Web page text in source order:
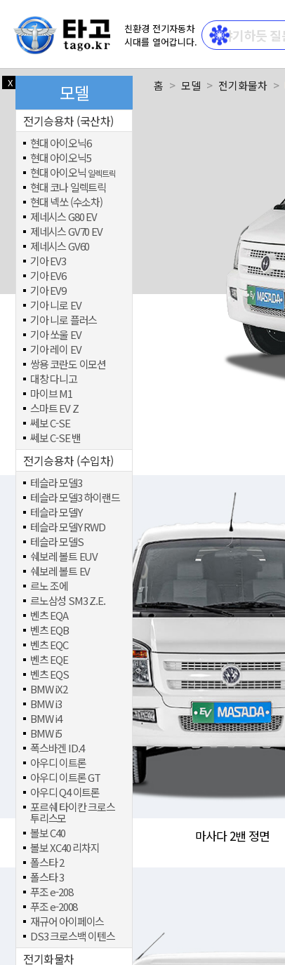
친환경 전기자동차
시대를 열어갑니다.
홈 모델 전기화물차
X 모델
전기승용차 (국산차)
현대 아이오닉6
현대 아이오닉5
현대 아이오닉 일렉트릭
현대 코나 일렉트릭
현대 넥쏘 (수소차)
제네시스 G80 EV
제네시스 GV70 EV
제네시스 GV60
기아 EV3
기아 EV6
기아 EV9
기아 니로 EV
기아 니로 플러스
기아 쏘울 EV
기아 레이 EV
쌍용 코란도 이모션
대창 다니고
마이브 M1
스마트 EV Z
쎄보 C-SE
쎄보 C-SE 밴
전기승용차 (수입차)
테슬라 모델3
테슬라 모델3 하이랜드
테슬라 모델Y
테슬라 모델Y RWD
테슬라 모델S
쉐보레 볼트 EUV
쉐보레 볼트 EV
르노 조에
르노삼성 SM3 Z.E.
벤츠 EQA
벤츠 EQB
벤츠 EQC
벤츠 EQE
벤츠 EQS
BMW iX2
BMW i3
BMW i4
BMW i5
폭스바겐 ID.4
아우디 이트론
아우디 이트론 GT
아우디 Q4 이트론
포르쉐 타이칸 크로스
투리스모
볼보 C40
볼보 XC40 리차지
폴스타 2
폴스타 3
푸조 e-208
푸조 e-2008
재규어 아이페이스
DS3 크로스백 이텐스
전기화물차
마사다 2밴 정면